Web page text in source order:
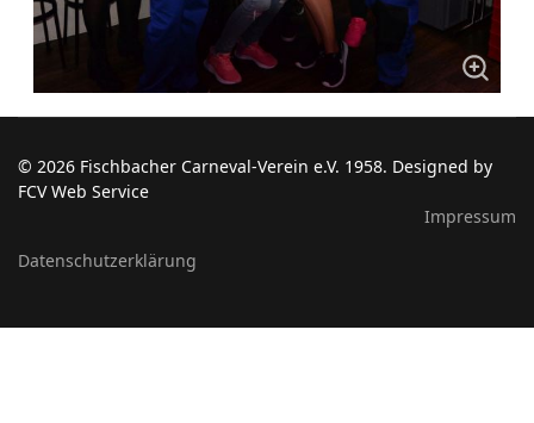
© 2026 Fischbacher Carneval-Verein e.V. 1958. Designed by
FCV Web Service
Impressum
Datenschutzerklärung